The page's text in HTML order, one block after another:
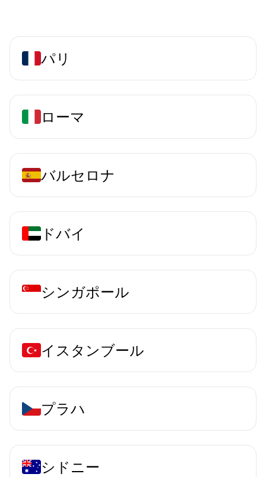
パリ
ローマ
バルセロナ
ドバイ
シンガポール
イスタンブール
プラハ
シドニー